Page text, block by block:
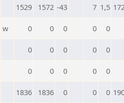
1529 1572 -43 7 1,5
w 0 0 0 0 0
0 0 0 0 0
0 0 0 0 0
1836 1836 0 0 0